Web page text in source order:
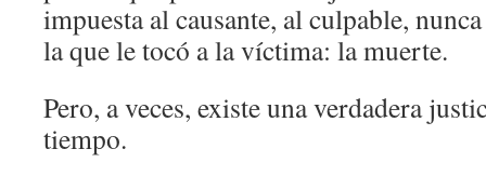
impuesta al causante, al culpable,
la que le tocó a la víctima: la muerte.
Pero, a veces, existe una verdadera
tiempo.